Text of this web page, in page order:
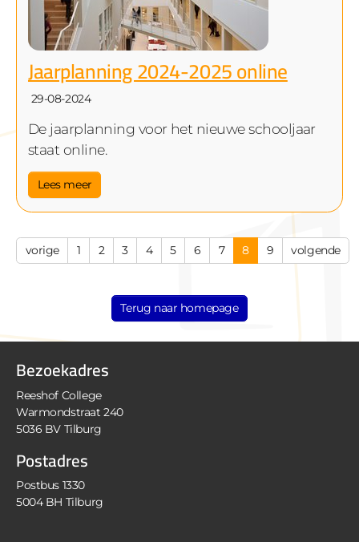
Jaarplanning 2024-2025 online
29-08-2024
De jaarplanning voor het nieuwe schooljaar
staat online.
Lees meer
vorige 1 2 3 4 5 6 7 8 9 volgende
Terug naar homepage
Bezoekadres
Reeshof College
Warmondstraat 240
5036 BV Tilburg
Postadres
Postbus 1330
5004 BH Tilburg